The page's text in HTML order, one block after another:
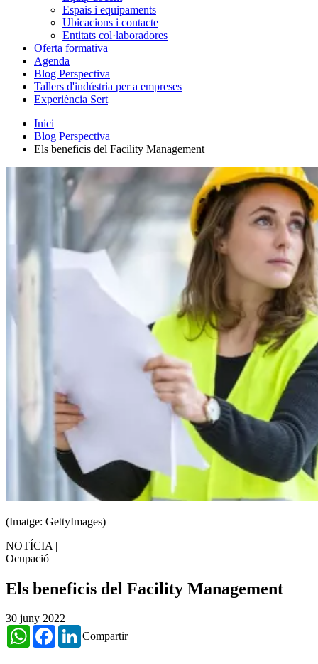
Espais i equipaments
Ubicacions i contacte
Entitats col·laboradores
Oferta formativa
Agenda
Blog Perspectiva
Tallers d'indústria per a empreses
Experiència Sert
Inici
Blog Perspectiva
Els beneficis del Facility Management
(Imatge: GettyImages)
NOTÍCIA |
Ocupació
Els beneficis del Facility Management
30 juny 2022
Compartir
WhatsAppFacebookLinkedIn